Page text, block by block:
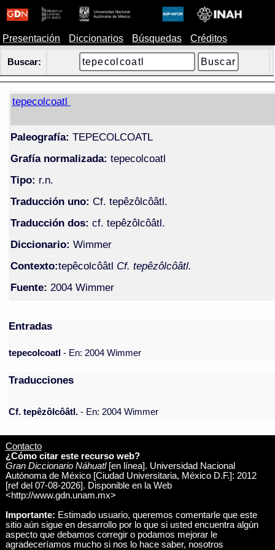
Presentación Diccionarios Búsquedas Créditos
Buscar:
tepecolcoatl
Paleografía: TEPECOLCOATL
Grafía normalizada: tepecolcoatl
Tipo: r.n.
Traducción uno: Cf. tepêzôlcôâtl.
Traducción dos: cf. tepêzôlcôâtl.
Diccionario: Wimmer
Contexto:tepêcolcôâtl Cf. tepêzôlcôâtl.
Fuente: 2004 Wimmer
Entradas
tepecolcoatl- En: 2004 Wimmer
Traducciones
Cf. tepêzôlcôâtl. - En: 2004 Wimmer
Contacto
¿Cómo citar este recurso web?
Gran Diccionario Náhuatl[en línea]. Universidad Nacional
Autónoma de México [Ciudad Universitaria, México D.F.]: 2012
[ref del 07-08-2026]. Disponible en la Web
<http://www.gdn.unam.mx>
Importante: Estimado usuario, queremos comentarle que este
sitio aún sigue en desarrollo por lo que si usted encuentra algún
aspecto que debamos corregir o podamos mejorar le
agradeceríamos mucho si nos lo hace saber, nosotros